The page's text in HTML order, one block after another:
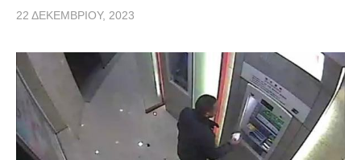
22 ΔΕΚΕΜΒΡΊΟΥ, 2023